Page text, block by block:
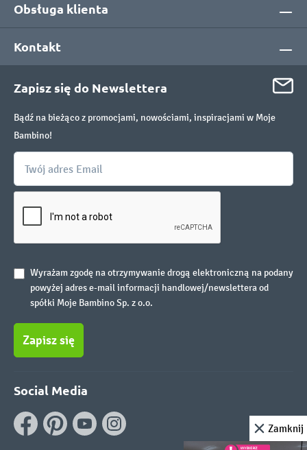
Obsługa klienta
Kontakt
Zapisz się do Newslettera
Bądź na bieżąco z promocjami, nowościami, inspiracjami w Moje
Bambino!
Wyrażam zgodę na otrzymywanie drogą elektroniczną na podany
powyżej adres e-mail informacji handlowej/newslettera od
spółki Moje Bambino Sp. z o.o.
Zapisz się
Social Media
Zamknij